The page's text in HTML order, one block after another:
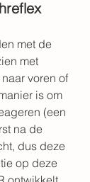
met de
met
voren of
is om
(een
na de
dus deze
op deze